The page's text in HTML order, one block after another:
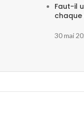
Faut-il
chaque
30 mai